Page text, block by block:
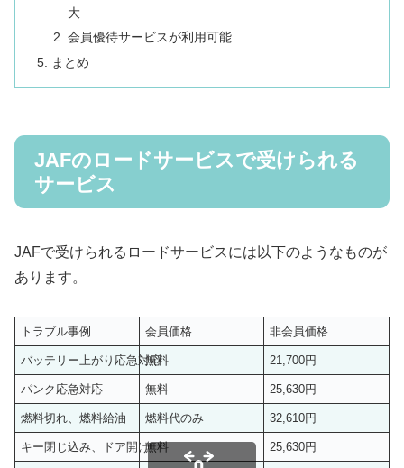
大
会員優待サービスが利用可能
まとめ
JAFのロードサービスで受けられる
サービス
JAFで受けられるロードサービスには以下のようなものが
あります。
トラブル事例 会員価格 非会員価格
バッテリー上がり応急対応
無料 21,700円
パンク応急対応 無料 25,630円
燃料切れ、燃料給油 燃料代のみ 32,610円
キー閉じ込み、ドア開け無料 25,630円